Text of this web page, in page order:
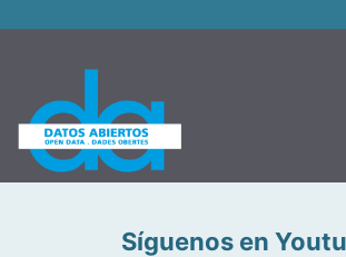
Síguenos en